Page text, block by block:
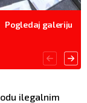
Pogledaj galeriju
ilegalnim